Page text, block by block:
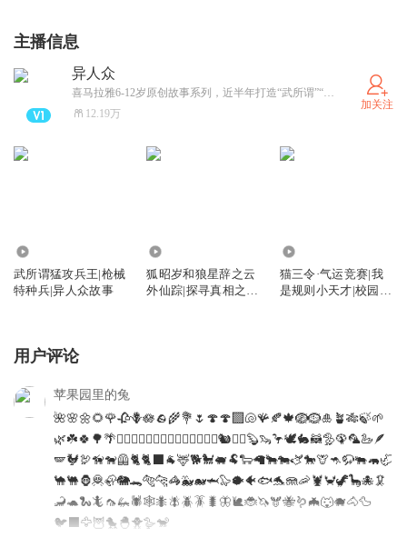
主播信息
异人众
喜马拉雅6-12岁原创故事系列，近半年打造“武所谓”“戚丝尼”热门IP收获一亿播放！ 异能者觉醒，跨越世界，掌控力量与命运之门！
12.19万
加关注
武所谓猛攻兵王|枪械
特种兵|异人众故事
狐昭岁和狼星辞之云
外仙踪|探寻真相之
猫三令·气运竞赛|我
是规则小天才|校园成
用户评论
苹果园里的兔
🌺🌸🌼🌻🌹🥀🪻🪷🪨🌾💐🌷🍄🍄‍🟫🐚🪸🍂🍁🪺🪹🎍🪴🎋🍃🌱
🌿☘️🍀🌳🌴🪾🪵🐦‍🔥🌵🎄🌲🦔🐾🐉🐲🦥🐁🐀🐿️🦨🦡🦫🦦🦩🕊️🐇🦝🦤🦚🦜🦢🪶
🪽🐓🦃🦮🐕‍🦺🐈🐈‍⬛🐐🦌🐕🐩🐖🐏🐑🦙🐂🐄🫏🐎🦒🦘🦬🐃🦛🦏
🐪🐫🦍🦧🦣🐘🐊🐅🐆🦓🐳🐋🦈🦭🐡🐠🐟🐬🪼🦐🦞🦀🦖🦕🐙🦑
🦂🐢🐍🦎🦟🦗🕷️🕸️🐜🪰🪲🪳🐛🦋🐌🐞🦄🫎🐝🪱🦇🐺🐗🐴🦆
🐦‍⬛🦅🦉🐤🐣🐥🪿🐒